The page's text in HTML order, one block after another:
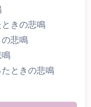
きの悲鳴
悲鳴
鳴
ときの悲鳴